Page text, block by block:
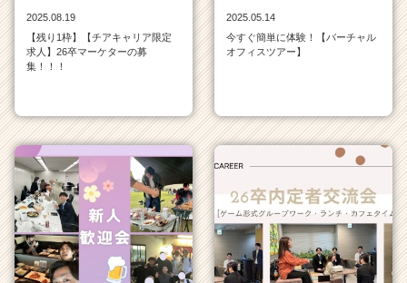
ー・
業
か
ら
ス
カ
ウ
ト
が
届
2025.08.19
【残り1枠】【チアキャリア限定
求人】26卒マーケターの募
集！！！
2025.05.14
今すぐ簡単に体験！【バーチャル
オフィスツアー】